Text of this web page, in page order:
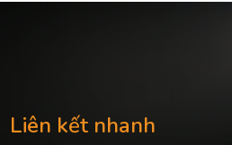
Liên kết nhanh